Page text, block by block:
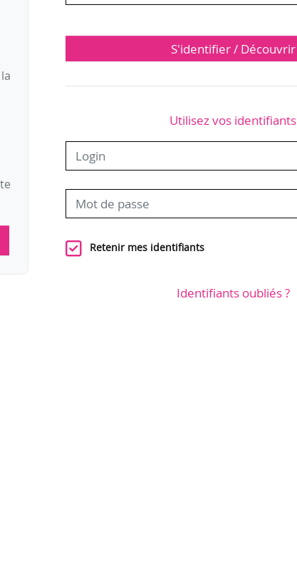
S'identifier / Découvrir
Utilisez vos identifiants
Retenir mes identifiants
Identifiants oubliés ?